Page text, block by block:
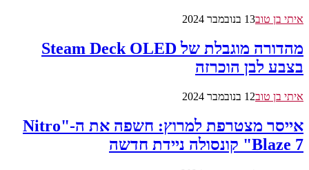
איתי בן טוב13 בנובמבר 2024
מהדורה מוגבלת של Steam Deck OLED
בצבע לבן הוכרזה
איתי בן טוב12 בנובמבר 2024
אייסר מצטרפת למרוץ: חשפה את ה-"Nitro
Blaze 7" קונסולה ניידת חדשה